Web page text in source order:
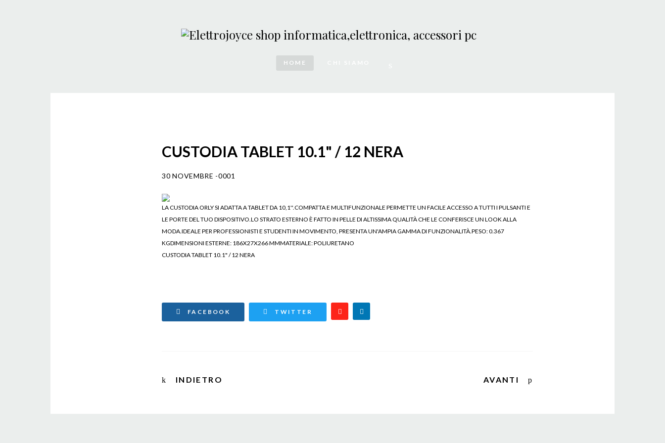
HOME
CUSTODIA TABLET 10.1" / 12 NERA
30 NOVEMBRE -0001
LA CUSTODIA ORLY SI ADATTA A TABLET DA 10,1''.COMPATTA E MULTIFUNZIONALE PERMETTE UN FACILE ACCESSO A TUTTI I PULSANTI E
LE PORTE DEL TUO DISPOSITIVO.LO STRATO ESTERNO È FATTO IN PELLE DI ALTISSIMA QUALITÀ CHE LE CONFERISCE UN LOOK ALLA
MODA.IDEALE PER PROFESSIONISTI E STUDENTI IN MOVIMENTO, PRESENTA UN'AMPIA GAMMA DI FUNZIONALITÀ.PESO: 0.367
KGDIMENSIONI ESTERNE: 186X27X266 MMMATERIALE: POLIURETANO
CUSTODIA TABLET 10.1" / 12 NERA
FACEBOOK TWITTER
INDIETRO AVANTI